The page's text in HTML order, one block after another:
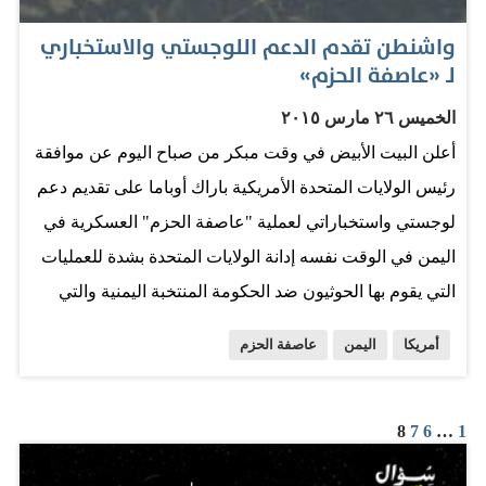
إقليمية هدفها بسط هيمنتها على اليمن وجعلها قاعدة لنفوذها
في المنطقة مما جعل التهديد لا يقتصر على أمن اليمن
واستقراره وسيادته فحسب…
واشنطن تقدم الدعم اللوجستي والاستخباري
لـ «عاصفة الحزم»
الخميس ٢٦ مارس ٢٠١٥
أعلن البيت الأبيض في وقت مبكر من صباح اليوم عن موافقة
رئيس الولايات المتحدة الأمريكية باراك أوباما على تقديم دعم
لوجستي واستخباراتي لعملية "عاصفة الحزم" العسكرية في
اليمن في الوقت نفسه إدانة الولايات المتحدة بشدة للعمليات
التي يقوم بها الحوثيون ضد الحكومة المنتخبة اليمنية والتي
المتحدة كانت على اتصال وثيق مع الرئيس عبدربه منصور
هادي و الشركاء الإقليميين. وقالت: إنه رداً على تدهور الوضع
أمريكا اليمن عاصفة الحزم
1
…
6
7
8